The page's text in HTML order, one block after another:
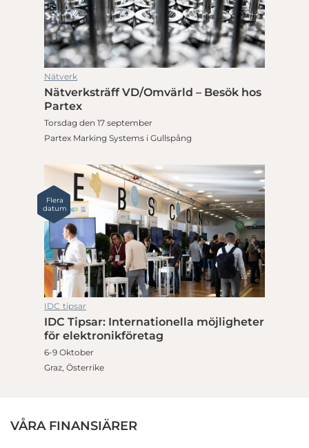
Nätverk
Nätverksträff VD/Omvärld – Besök hos
Partex
Torsdag den 17 september
Partex Marking Systems i Gullspång
Flera
datum
IDC tipsar
IDC Tipsar: Internationella möjligheter
för elektronikföretag
6-9 Oktober
Graz, Österrike
VÅRA FINANSIÄRER